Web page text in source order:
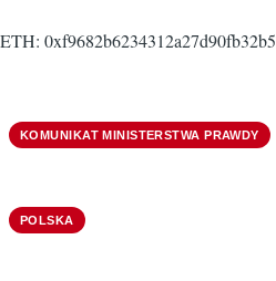
ETH:
KOMUNIKAT MINISTERSTWA PRAWDY
POLSKA